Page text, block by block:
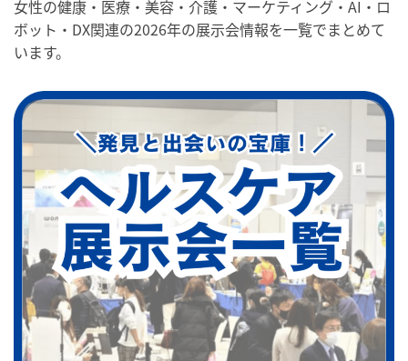
女性の健康・医療・美容・介護・マーケティング・AI・ロ
ボット・DX関連の2026年の展示会情報を一覧でまとめて
います。